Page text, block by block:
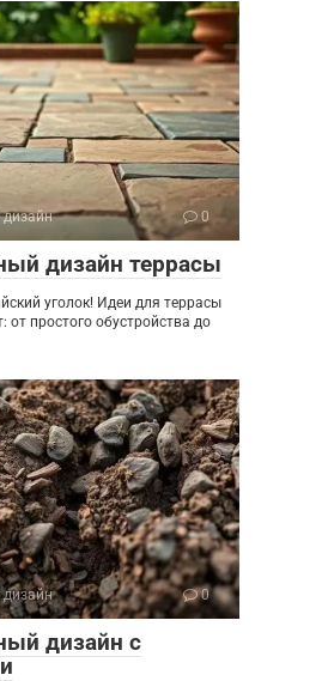
0
дизайн террасы
уголок! Идеи для террасы
простого обустройства до
0
дизайн с